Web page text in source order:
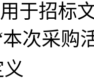
于招标
次采购